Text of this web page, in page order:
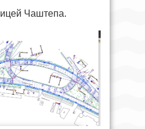
Чаштепа.